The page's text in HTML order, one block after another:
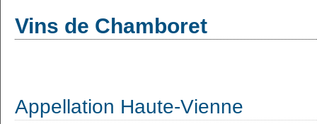
Vins de Chamboret
Appellation Haute-Vienne